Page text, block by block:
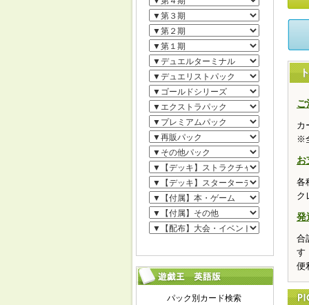
ご
カ
※
お
各
ク
発
合
す
便